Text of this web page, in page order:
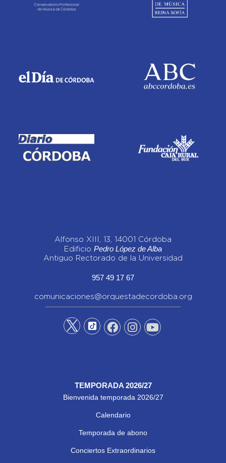
Alfonso XIII, 13, 14001 Córdoba
Edificio Pedro López de Alba
Antiguo Rectorado de la Universidad
957 49 17 67
comunicaciones@orquestadecordoba.org
TEMPORADA 2026/27
Bienvenida temporada 2026/27
Calendario
Temporada de abono
Conciertos Extraordinarios